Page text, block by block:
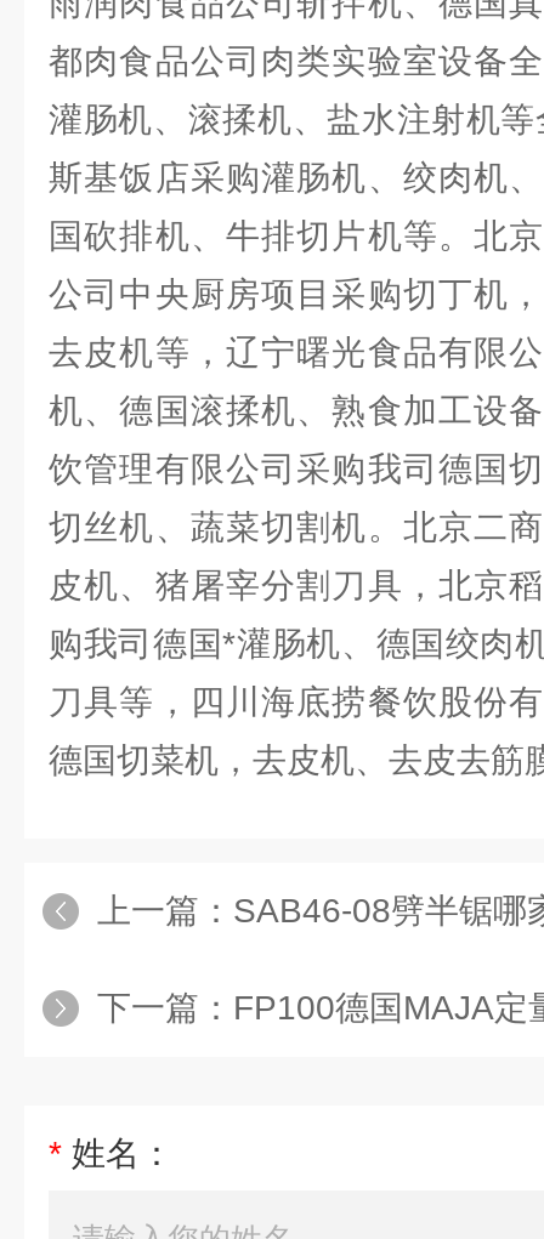
都肉食品公司肉类实验室设备
灌肠机、滚揉机、盐水注射机
斯基饭店采购灌肠机、绞肉机
国砍排机、牛排切片机等。北
公司中央厨房项目采购切丁机
去皮机等，辽宁曙光食品有限
机、德国滚揉机、熟食加工设
饮管理有限公司采购我司德国
切丝机、蔬菜切割机。北京二
皮机、猪屠宰分割刀具，北京
购我司德国*灌肠机、德国绞肉
刀具等，四川海底捞餐饮股份
德国切菜机，去皮机、去皮去筋
上一篇： SAB46-08劈半锯哪
下一篇： FP100德国MAJA定量
* 姓名：